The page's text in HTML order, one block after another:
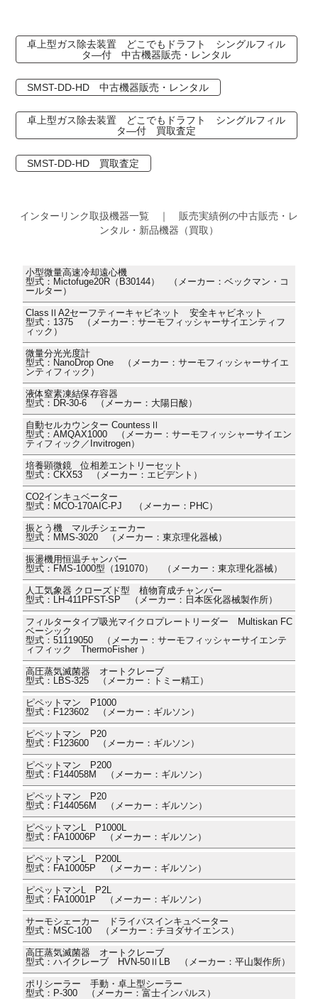
卓上型ガス除去装置 どこでもドラフト シングルフィル
タ―付 中古機器販売・レンタル
SMST-DD-HD 中古機器販売・レンタル
卓上型ガス除去装置 どこでもドラフト シングルフィル
タ―付 買取査定
SMST-DD-HD 買取査定
インターリンク取扱機器一覧 ｜ 販売実績例の中古販売・レ
ンタル・新品機器（買取）
小型微量高速冷却遠心機
型式：Mictofuge20R（B30144） （メーカー：ベックマン・コ
ールター）
ClassⅡA2セーフティーキャビネット 安全キャビネット
型式：1375 （メーカー：サーモフィッシャーサイエンティフ
ィック）
微量分光光度計
型式：NanoDrop One （メーカー：サーモフィッシャーサイエ
ンティフィック）
液体窒素凍結保存容器
型式：DR-30-6 （メーカー：大陽日酸）
自動セルカウンター CountessⅡ
型式：AMQAX1000 （メーカー：サーモフィッシャーサイエン
ティフィック／Invitrogen）
培養顕微鏡 位相差エントリーセット
型式：CKX53 （メーカー：エビデント）
CO2インキュベーター
型式：MCO-170AIC-PJ （メーカー：PHC）
振とう機 マルチシェーカー
型式：MMS-3020 （メーカー：東京理化器械）
振盪機用恒温チャンバー
型式：FMS-1000型（191070） （メーカー：東京理化器械）
人工気象器 クローズド型 植物育成チャンバー
型式：LH-411PFST-SP （メーカー：日本医化器械製作所）
フィルタータイプ吸光マイクロプレートリーダー Multiskan FC
ベーシック
型式：51119050 （メーカー：サーモフィッシャーサイエンテ
ィフィック ThermoFisher ）
高圧蒸気滅菌器 オートクレーブ
型式：LBS-325 （メーカー：トミー精工）
ピペットマン P1000
型式：F123602 （メーカー：ギルソン）
ピペットマン P20
型式：F123600 （メーカー：ギルソン）
ピペットマン P200
型式：F144058M （メーカー：ギルソン）
ピペットマン P20
型式：F144056M （メーカー：ギルソン）
ピペットマンL P1000L
型式：FA10006P （メーカー：ギルソン）
ピペットマンL P200L
型式：FA10005P （メーカー：ギルソン）
ピペットマンL P2L
型式：FA10001P （メーカー：ギルソン）
サーモシェーカー ドライバスインキュベーター
型式：MSC-100 （メーカー：チヨダサイエンス）
高圧蒸気滅菌器 オートクレーブ
型式：ハイクレーブ HVN-50ⅡLB （メーカー：平山製作所）
ポリシーラー 手動・卓上型シーラー
型式：P-300 （メーカー：富士インパルス）